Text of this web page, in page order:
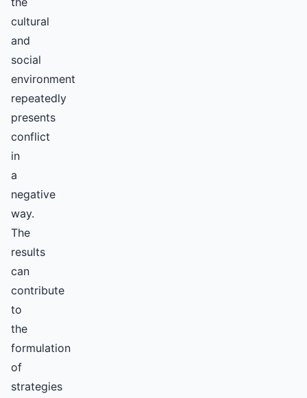
cultural
and
social
environment
repeatedly
presents
conflict
in
a
negative
way.
The
results
can
contribute
to
the
formulation
of
strategies